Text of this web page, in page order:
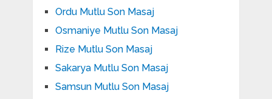
Ordu Mutlu Son Masaj
Osmaniye Mutlu Son Masaj
Rize Mutlu Son Masaj
Sakarya Mutlu Son Masaj
Samsun Mutlu Son Masaj